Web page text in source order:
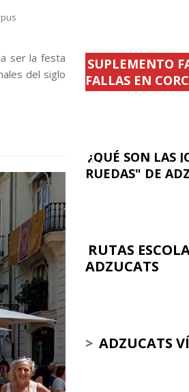
ser la festa
del siglo
SUPLEMENTO
FALLAS EN
¿QUÉ SON LAS
RUEDAS" DE
RUTAS
ADZUCATS
> ADZUCATS